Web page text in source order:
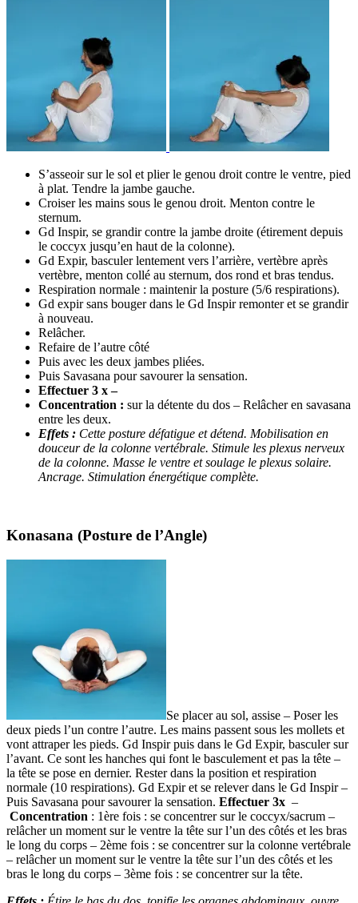
S’asseoir sur le sol et plier le genou droit contre le ventre, pied
à plat. Tendre la jambe gauche.
Croiser les mains sous le genou droit. Menton contre le
sternum.
Gd Inspir, se grandir contre la jambe droite (étirement depuis
le coccyx jusqu’en haut de la colonne).
Gd Expir, basculer lentement vers l’arrière, vertèbre après
vertèbre, menton collé au sternum, dos rond et bras tendus.
Respiration normale : maintenir la posture (5/6 respirations).
Gd expir sans bouger dans le Gd Inspir remonter et se grandir
à nouveau.
Relâcher.
Refaire de l’autre côté
Puis avec les deux jambes pliées.
Puis Savasana pour savourer la sensation.
Effectuer 3 x –
Concentration : sur la détente du dos – Relâcher en savasana
entre les deux.
Effets : Cette posture défatigue et détend. Mobilisation en
douceur de la colonne vertébrale. Stimule les plexus nerveux
de la colonne. Masse le ventre et soulage le plexus solaire.
Ancrage. Stimulation énergétique complète.
Konasana (Posture de l’Angle)
Se placer au sol, assise – Poser les
deux pieds l’un contre l’autre. Les mains passent sous les mollets et
vont attraper les pieds. Gd Inspir puis dans le Gd Expir, basculer sur
l’avant. Ce sont les hanches qui font le basculement et pas la tête –
la tête se pose en dernier. Rester dans la position et respiration
normale (10 respirations). Gd Expir et se relever dans le Gd Inspir –
Puis Savasana pour savourer la sensation. Effectuer 3x –
Concentration : 1ère fois : se concentrer sur le coccyx/sacrum –
relâcher un moment sur le ventre la tête sur l’un des côtés et les bras
le long du corps – 2ème fois : se concentrer sur la colonne vertébrale
– relâcher un moment sur le ventre la tête sur l’un des côtés et les
bras le long du corps – 3ème fois : se concentrer sur la tête.